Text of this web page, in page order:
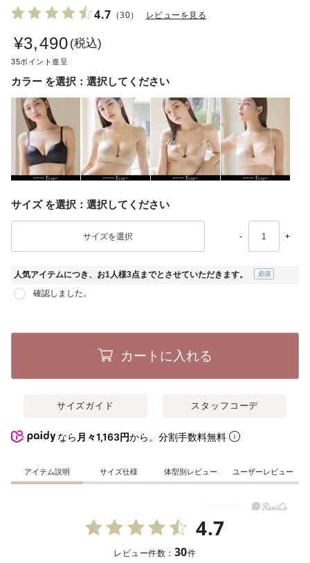
4.7 （30） レビューを見る
¥3,490 税込
35
カラー 選択してください
サイズ 選択してください
- +
人気アイテムにつき、お1人様3点までとさせていただきます。
確認しました。
カートに入れる
サイズガイド スタッフコーデ
なら 月々1,163円から。分割手数料無料
アイテム説明 サイズ仕様 体型別レビュー ユーザーレビュー
4.7
レビュー件数： 30件